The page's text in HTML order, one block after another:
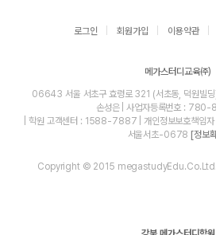
로그인 회원가입 이용약관
메가스터디교육㈜
06643 서울 서초구 효령로 321 (서초동, 덕원빌
손성은 | 사업자등록번호 :
| 학원 고객센터 : 1588-7887 | 개인정보보호책임
서울서초-0678[정보
Copyright © 2015